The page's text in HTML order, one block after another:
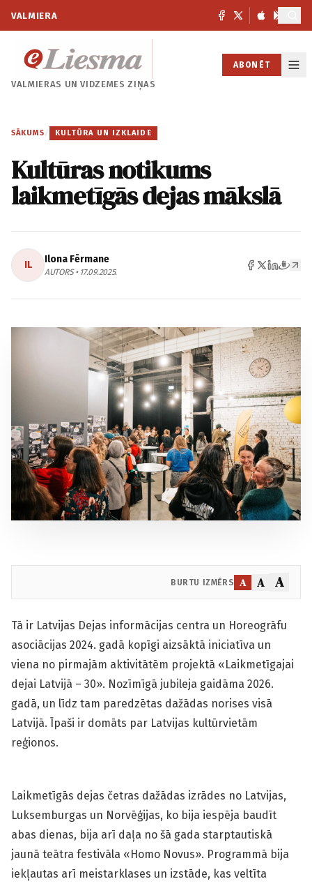
VALMIERA
VALMIERAS UNVIDZEMES ZIŅAS
ABONĒT
SĀKUMS / KULTŪRA UN IZKLAIDE
Kultūras notikums
laikmetīgās dejas mākslā
IL Ilona Fērmane
AUTORS • 17.09.2025.
BURTU IZMĒRS A A A
Tā ir Latvijas Dejas informācijas centra un Horeogrāfu
asociācijas 2024. gadā kopīgi aizsāktā iniciatīva un
viena no pirmajām aktivitātēm projektā «Laikmetīgajai
dejai Latvijā – 30». Nozīmīgā jubileja gaidāma 2026.
gadā, un līdz tam paredzētas dažādas norises visā
Latvijā. Īpaši ir domāts par Latvijas kultūrvietām
reģionos.
Laikmetīgās dejas četras dažādas izrādes no Latvijas,
Luksemburgas un Norvēģijas, ko bija iespēja baudīt
abas dienas, bija arī daļa no šā gada starptautiskā
jaunā teātra festivāla «Homo Novus». Programmā bija
iekļautas arī meistarklases un izstāde, kas veltīta